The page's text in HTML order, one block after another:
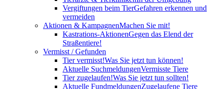
Vergiftungen beim TierGefahren erkennen und
vermeiden
Aktionen & KampagnenMachen Sie mit!
Kastrations-AktionenGegen das Elend der
Straßentiere!
Vermisst / Gefunden
Tier vermisst!Was Sie jetzt tun können!
Aktuelle SuchmeldungenVermisste Tiere
Tier zugelaufen!Was Sie jetzt tun sollten!
Aktuelle FundmeldungenZugelaufene Tiere